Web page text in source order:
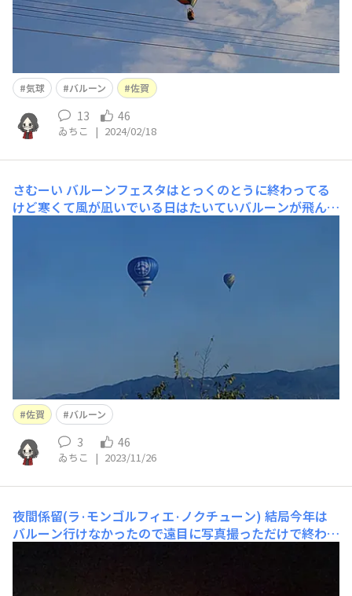
気球 バルーン 佐賀
13 46
ゐちこ | 2024/02/18
さむーい バルーンフェスタはとっくのとうに終わってる
けど寒くて風が凪いでいる日はたいていバルーンが飛んで
佐賀 バルーン
3 46
ゐちこ | 2023/11/26
夜間係留(ラ·モンゴルフィエ·ノクチューン) 結局今年は
バルーン行けなかったので遠目に写真撮っただけで終わっ